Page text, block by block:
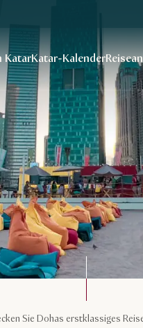
KatarKatar-Kalender
Sie Dohas erstklassiges